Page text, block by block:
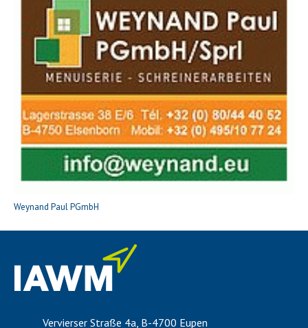
Weynand Paul PGmbH
Vervierser Straße 4a, B-4700 Eupen